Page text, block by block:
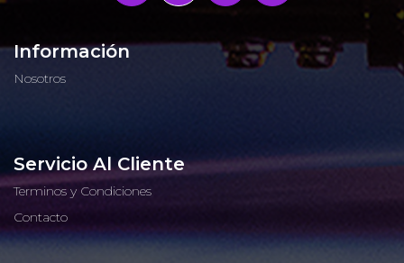
Información
Nosotros
Servicio Al Cliente
Terminos y Condiciones
Contacto